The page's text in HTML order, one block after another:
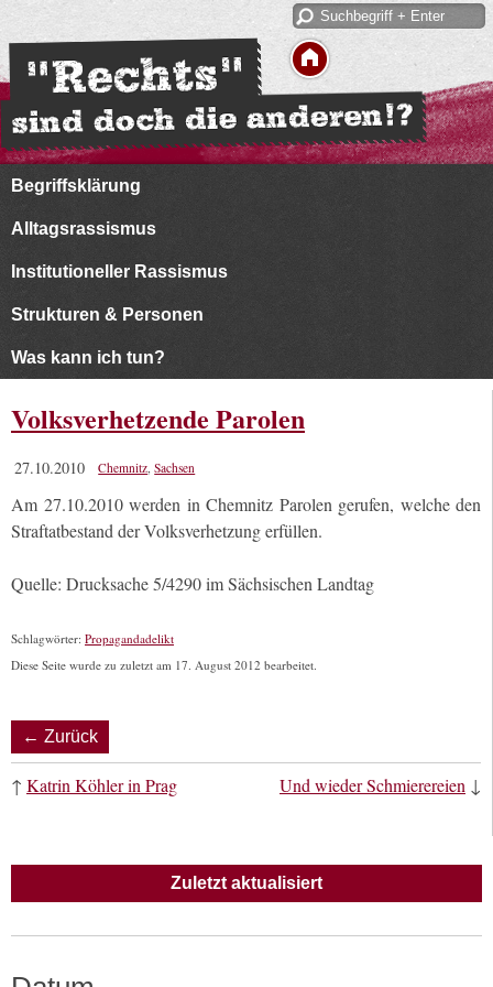
Begriffsklärung
Alltagsrassismus
Institutioneller Rassismus
Strukturen & Personen
Was kann ich tun?
Volksverhetzende Parolen
27.10.2010 Chemnitz,Sachsen
Am 27.10.2010 werden in Chemnitz Parolen gerufen, welche den
Straftatbestand der Volksverhetzung erfüllen.
Quelle: Drucksache 5/4290 im Sächsischen Landtag
Schlagwörter: Propagandadelikt
Diese Seite wurde zu zuletzt am 17. August 2012 bearbeitet.
← Zurück
↑ Katrin Köhler in Prag Und wieder Schmierereien ↓
Zuletzt aktualisiert